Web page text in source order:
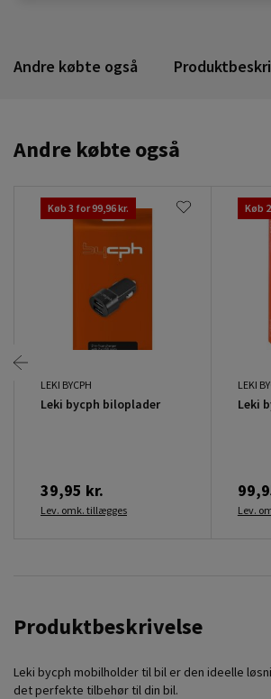
Andre købte også
Andre købte også
Køb 3 for 99,96 kr.
LEKI BYCPH
Leki bycph biloplader
39,95 kr.
Lev. omk. tillægges
Køb
LEKI
Leki
Lev.
Produktbeskrivelse
Leki bycph mobilholder til bil er den ideelle
det perfekte tilbehør til din bil.